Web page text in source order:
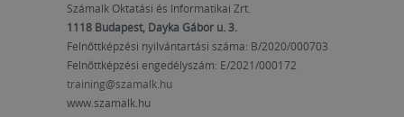
Számalk Oktatási és Informatikai Zrt.
1118 Budapest, Dayka Gábor u. 3.
Felnőttképzési nyilvántartási száma: B/2020/000703
Felnőttképzési engedélyszám: E/2021/000172
training@szamalk.hu
www.szamalk.hu